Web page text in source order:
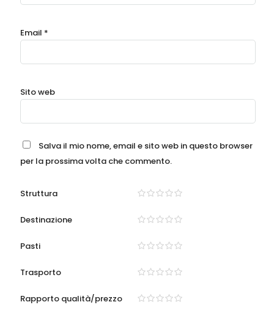
Email *
Sito web
Salva il mio nome, email e sito web in questo browser
per la prossima volta che commento.
Struttura
Destinazione
Pasti
Trasporto
Rapporto qualità/prezzo